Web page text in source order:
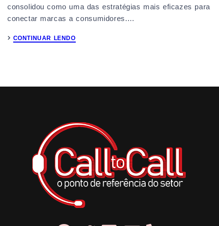
consolidou como uma das estratégias mais eficazes para
conectar marcas a consumidores.…
CONTINUAR LENDO